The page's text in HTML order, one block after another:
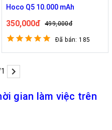
Hoco Q5 10.000 mAh
350,000đ 499,000đ
Đã bán: 185
gian làm việc trên